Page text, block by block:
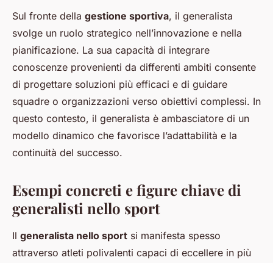
Sul fronte della gestione sportiva, il generalista
svolge un ruolo strategico nell’innovazione e nella
pianificazione. La sua capacità di integrare
conoscenze provenienti da differenti ambiti consente
di progettare soluzioni più efficaci e di guidare
squadre o organizzazioni verso obiettivi complessi. In
questo contesto, il generalista è ambasciatore di un
modello dinamico che favorisce l’adattabilità e la
continuità del successo.
Esempi concreti e figure chiave di
generalisti nello sport
Il generalista nello sport si manifesta spesso
attraverso atleti polivalenti capaci di eccellere in più